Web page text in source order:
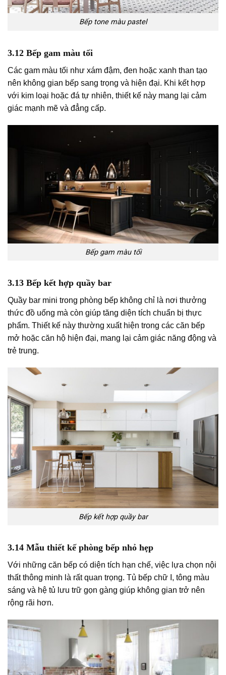
Bếp tone màu pastel
3.12 Bếp gam màu tối
Các gam màu tối như xám đậm, đen hoặc xanh than tạo
nên không gian bếp sang trọng và hiện đại. Khi kết hợp
với kim loại hoặc đá tự nhiên, thiết kế này mang lại cảm
giác mạnh mẽ và đẳng cấp.
Bếp gam màu tối
3.13 Bếp kết hợp quầy bar
Quầy bar mini trong phòng bếp không chỉ là nơi thưởng
thức đồ uống mà còn giúp tăng diện tích chuẩn bị thực
phẩm. Thiết kế này thường xuất hiện trong các căn bếp
mở hoặc căn hộ hiện đại, mang lại cảm giác năng động và
trẻ trung.
Bếp kết hợp quầy bar
3.14 Mẫu thiết kế phòng bếp nhỏ hẹp
Với những căn bếp có diện tích hạn chế, việc lựa chọn nội
thất thông minh là rất quan trọng. Tủ bếp chữ I, tông màu
sáng và hệ tủ lưu trữ gọn gàng giúp không gian trở nên
rộng rãi hơn.